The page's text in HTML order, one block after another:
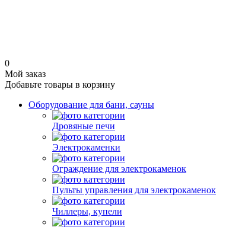
0
Мой заказ
Добавьте товары в корзину
Оборудование для бани, сауны
Дровяные печи
Электрокаменки
Ограждение для электрокаменок
Пульты управления для электрокаменок
Чиллеры, купели